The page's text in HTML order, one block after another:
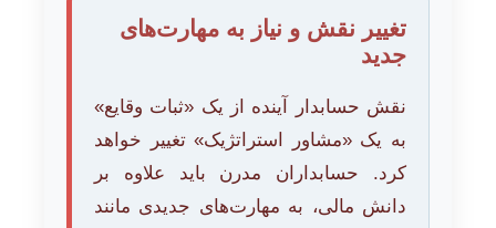
تغییر نقش و نیاز به مهارت‌های
جدید
نقش حسابدار آینده از یک «ثبات وقایع»
به یک «مشاور استراتژیک» تغییر خواهد
کرد. حسابداران مدرن باید علاوه بر
دانش مالی، به مهارت‌های جدیدی مانند